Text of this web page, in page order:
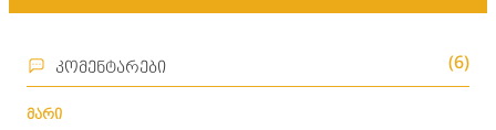
კომენტარები (6)
მარი